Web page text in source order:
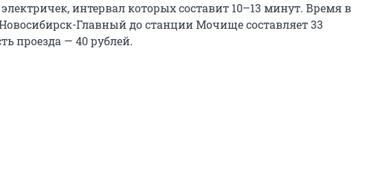
интервал которых составит 10–13 минут. Время в
Главный до станции Мочище составляет 33
проезда — 40 рублей.